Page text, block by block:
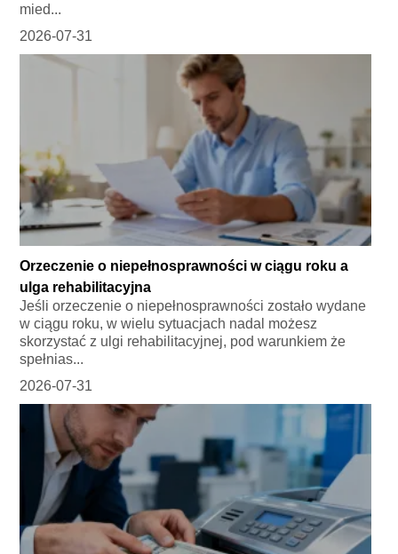
mied...
2026-07-31
Orzeczenie o niepełnosprawności w ciągu roku a
ulga rehabilitacyjna
Jeśli orzeczenie o niepełnosprawności zostało wydane
w ciągu roku, w wielu sytuacjach nadal możesz
skorzystać z ulgi rehabilitacyjnej, pod warunkiem że
spełnias...
2026-07-31